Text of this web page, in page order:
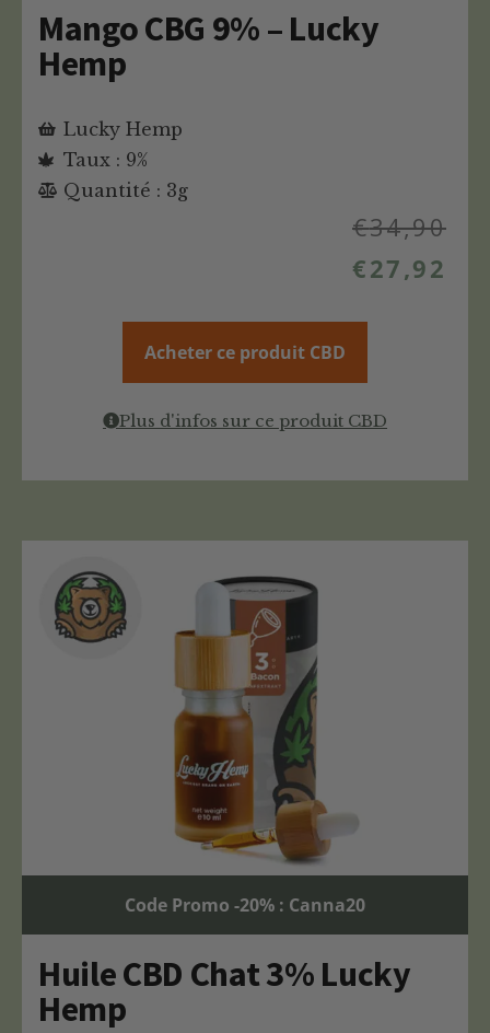
Mango CBG 9% – Lucky
Hemp
Lucky Hemp
Taux : 9%
Quantité : 3g
€34,90
€27,92
Acheter ce produit CBD
Plus d'infos sur ce produit CBD
Code Promo -20% : Canna20
Huile CBD Chat 3% Lucky
Hemp